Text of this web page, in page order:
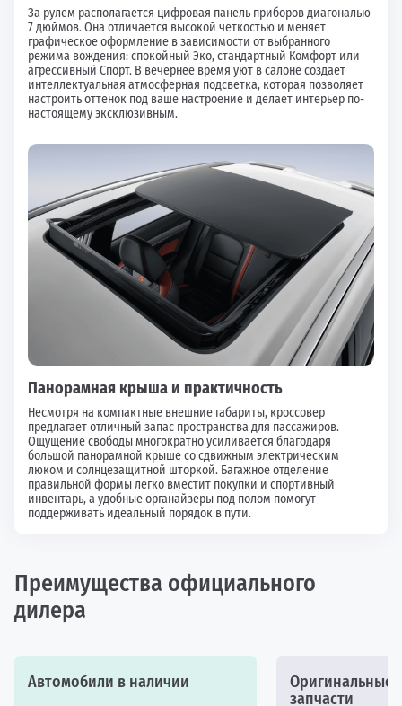
За рулем располагается цифровая панель приборов диагональю
7 дюймов. Она отличается высокой четкостью и меняет
графическое оформление в зависимости от выбранного
режима вождения: спокойный Эко, стандартный Комфорт или
агрессивный Спорт. В вечернее время уют в салоне создает
интеллектуальная атмосферная подсветка, которая позволяет
настроить оттенок под ваше настроение и делает интерьер по-
настоящему эксклюзивным.
Панорамная крыша и практичность
Несмотря на компактные внешние габариты, кроссовер
предлагает отличный запас пространства для пассажиров.
Ощущение свободы многократно усиливается благодаря
большой панорамной крыше со сдвижным электрическим
люком и солнцезащитной шторкой. Багажное отделение
правильной формы легко вместит покупки и спортивный
инвентарь, а удобные органайзеры под полом помогут
поддерживать идеальный порядок в пути.
Преимущества официального
дилера
Автомобили в наличии
Оригинальные
запчасти